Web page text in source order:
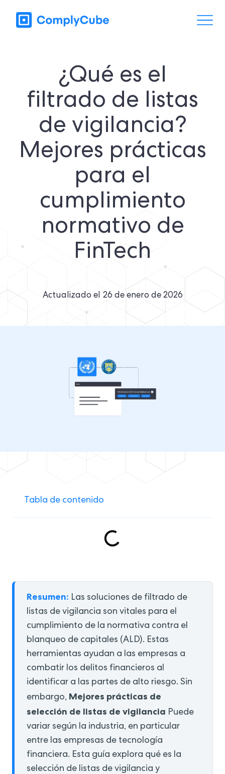
¿Qué es el
filtrado de listas
de vigilancia?
Mejores prácticas
para el
cumplimiento
normativo de
FinTech
Actualizado el 26 de enero de 2026
Resumen: Las soluciones de filtrado de
listas de vigilancia son vitales para el
cumplimiento de la normativa contra el
blanqueo de capitales (ALD). Estas
herramientas ayudan a las empresas a
combatir los delitos financieros al
identificar a las partes de alto riesgo. Sin
embargo, Mejores prácticas de
selección de listas de vigilancia Puede
variar según la industria, en particular
entre las empresas de tecnología
financiera. Esta guía explora qué es la
selección de listas de vigilancia y
Tabla de contenido